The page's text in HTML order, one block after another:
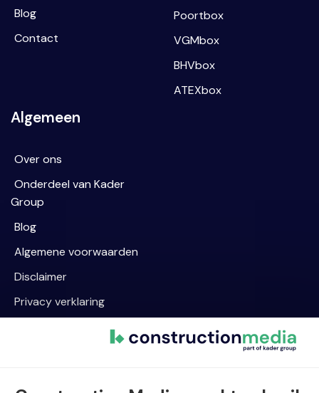
Blog
Contact
Poortbox
VGMbox
BHVbox
ATEXbox
Algemeen
Over ons
Onderdeel van Kader
Group
Blog
Algemene voorwaarden
Disclaimer
Privacy verklaring
Cookievoorkeur wijzigen